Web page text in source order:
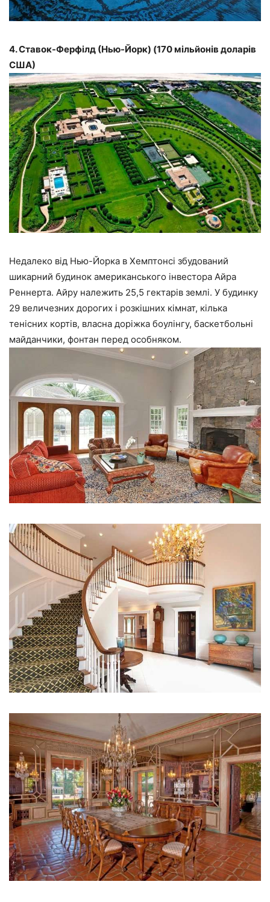
4. Ставок-Ферфілд (Нью-Йорк) (170 мільйонів доларів
США)
Недалеко від Нью-Йорка в Хемптонсі збудований
шикарний будинок американського інвестора Айра
Реннерта. Айру належить 25,5 гектарів землі. У будинку
29 величезних дорогих і розкішних кімнат, кілька
тенісних кортів, власна доріжка боулінгу, баскетбольні
майданчики, фонтан перед особняком.